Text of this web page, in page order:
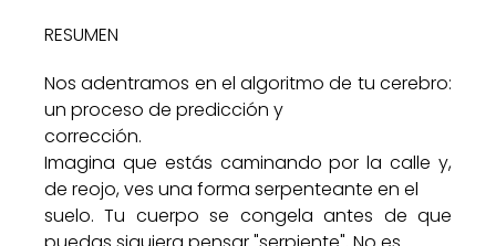
RESUMEN
Nos adentramos en el algoritmo de tu cerebro:
un proceso de predicción y
corrección.
Imagina que estás caminando por la calle y,
de reojo, ves una forma serpenteante en el
suelo. Tu cuerpo se congela antes de que